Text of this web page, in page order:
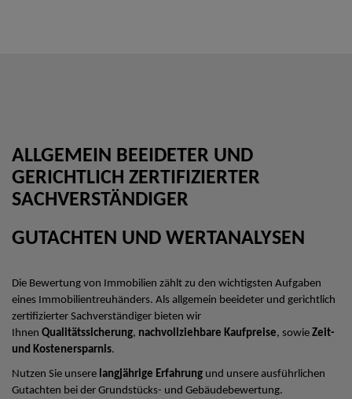
ALLGEMEIN BEEIDETER UND
GERICHTLICH ZERTIFIZIERTER
SACHVERSTÄNDIGER
GUTACHTEN UND WERTANALYSEN
Die Bewertung von Immobilien zählt zu den wichtigsten Aufgaben
eines Immobilientreuhänders. Als allgemein beeideter und gerichtlich
zertifizierter Sachverständiger bieten wir
Ihnen Qualitätssicherung, nachvollziehbare Kaufpreise, sowie Zeit-
und Kostenersparnis.
Nutzen Sie unsere langjährige Erfahrung und unsere ausführlichen
Gutachten bei der Grundstücks- und Gebäudebewertung.